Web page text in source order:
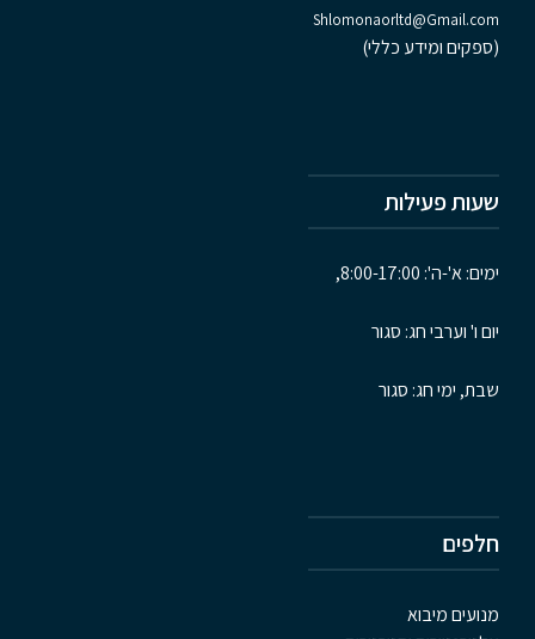
Shlomonaorltd@Gmail.com
(ספקים ומידע כללי)
שעות פעילות
ימים: א'-ה': 8:00-17:00,
יום ו' וערבי חג: סגור
שבת, ימי חג: סגור
חלפים
מנועים מיבוא